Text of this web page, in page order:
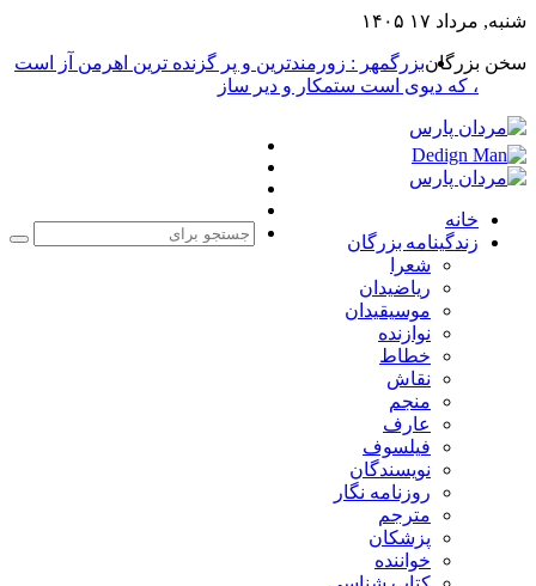
شنبه, مرداد ۱۷ ۱۴۰۵
سخن بزرگانبزرگمهر : زورمندترین و پر گزنده ترین اهرمن آز است
، که دیوی است ستمکار و دیر ساز
خانه
زندگینامه بزرگان
شعرا
ریاضیدان
موسیقیدان
نوازنده
خطاط
نقاش
منجم
عارف
فیلسوف
نویسندگان
روزنامه نگار
مترجم
پزشکان
خواننده